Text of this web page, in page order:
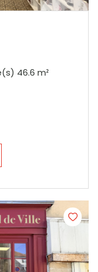
Murs commerciaux 2 pièce(s) 46.6 m²